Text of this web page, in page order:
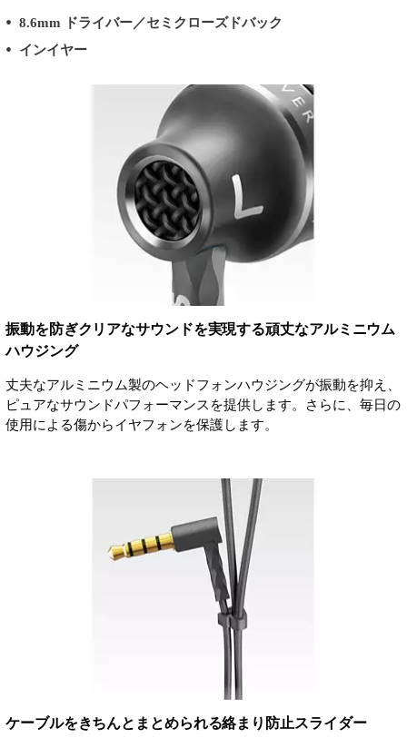
8.6mm ドライバー／セミクローズドバック
インイヤー
振動を防ぎクリアなサウンドを実現する頑丈なアルミニウム
ハウジング
丈夫なアルミニウム製のヘッドフォンハウジングが振動を抑え、
ピュアなサウンドパフォーマンスを提供します。さらに、毎日の
使用による傷からイヤフォンを保護します。
ケーブルをきちんとまとめられる絡まり防止スライダー